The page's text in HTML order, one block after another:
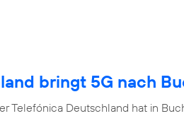
bringt 5G nach
Telefónica Deutschland hat in